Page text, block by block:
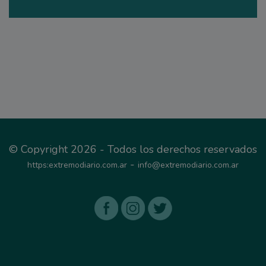
© Copyright 2026 - Todos los derechos reservados
https:extremodiario.com.ar - info@extremodiario.com.ar